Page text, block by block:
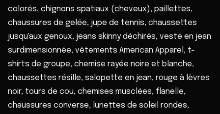
colorés, chignons spatiaux (cheveux), paillettes,
chaussures de gelée, jupe de tennis, chaussettes
jusqu'aux genoux, jeans skinny déchirés, veste en jean
surdimensionnée, vêtements American Apparel, t-
shirts de groupe, chemise rayée noire et blanche,
chaussettes résille, salopette en jean, rouge à lèvres
noir, tours de cou, chemises musclées, flanelle,
chaussures converse, lunettes de soleil rondes,